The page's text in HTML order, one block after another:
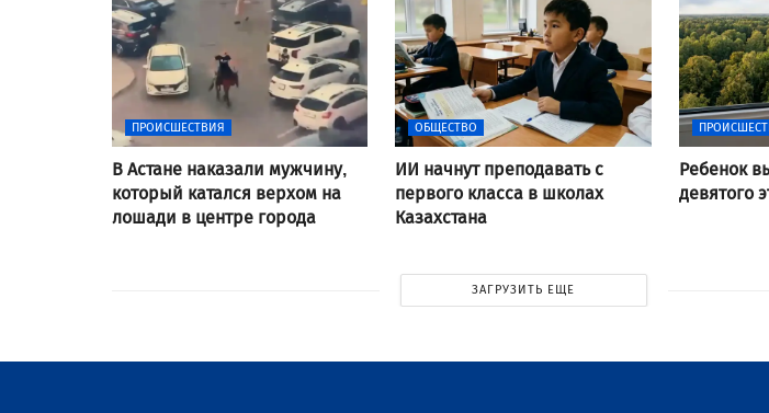
ПРОИСШЕСТВИЯ
В Астане наказали мужчину,
который катался верхом на
лошади в центре города
ОБЩЕСТВО
ИИ начнут преподавать с
первого класса в школах
Казахстана
Ребенок
девятого
ЗАГРУЗИТЬ ЕЩЕ